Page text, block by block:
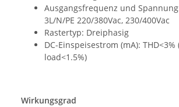
Ausgangsfrequenz und
3L/N/PE 220/380Vac, 230/400Vac
Rastertyp: Dreiphasig
DC-Einspeisestrom (mA): THD<3%
load<1.5%)
Wirkungsgrad